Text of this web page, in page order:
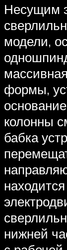
Несущим
модели,
формы,
колонны
бабка
нижней